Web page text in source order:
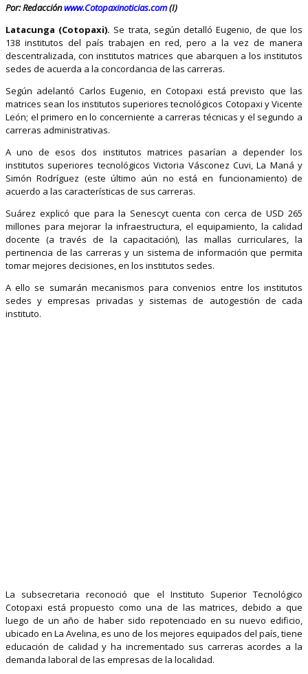
Por: Redacciónwww.Cotopaxinoticias.com(I)
Latacunga (Cotopaxi). Se trata, según detalló Eugenio, de que los
138 institutos del país trabajen en red, pero a la vez de manera
descentralizada, con institutos matrices que abarquen a los institutos
sedes de acuerda a la concordancia de las carreras.
Según adelantó Carlos Eugenio, en Cotopaxi está previsto que las
matrices sean los institutos superiores tecnológicos Cotopaxi y Vicente
León; el primero en lo concerniente a carreras técnicas y el segundo a
carreras administrativas.
A uno de esos dos institutos matrices pasarían a depender los
institutos superiores tecnológicos Victoria Vásconez Cuvi, La Maná y
Simón Rodríguez (este último aún no está en funcionamiento) de
acuerdo a las características de sus carreras.
Suárez explicó que para la Senescyt cuenta con cerca de USD 265
millones para mejorar la infraestructura, el equipamiento, la calidad
docente (a través de la capacitación), las mallas curriculares, la
pertinencia de las carreras y un sistema de información que permita
tomar mejores decisiones, en los institutos sedes.
A ello se sumarán mecanismos para convenios entre los institutos
sedes y empresas privadas y sistemas de autogestión de cada
instituto.
La subsecretaria reconoció que el Instituto Superior Tecnológico
Cotopaxi está propuesto como una de las matrices, debido a que
luego de un año de haber sido repotenciado en su nuevo edificio,
ubicado en La Avelina, es uno de los mejores equipados del país, tiene
educación de calidad y ha incrementado sus carreras acordes a la
demanda laboral de las empresas de la localidad.